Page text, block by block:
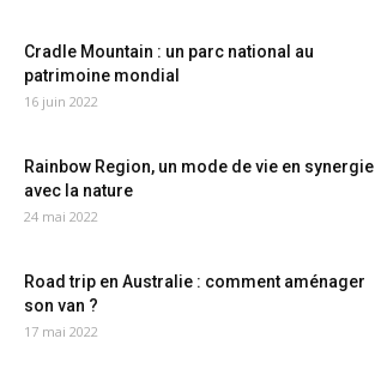
Cradle Mountain : un parc national au
patrimoine mondial
16 juin 2022
Rainbow Region, un mode de vie en synergie
avec la nature
24 mai 2022
Road trip en Australie : comment aménager
son van ?
17 mai 2022